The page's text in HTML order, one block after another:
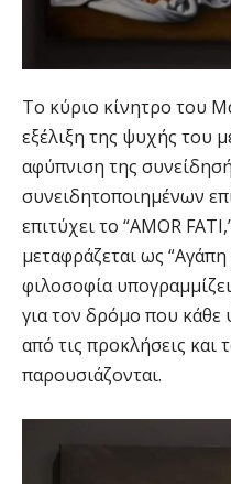
Το κύριο κίνητρο του
εξέλιξη της ψυχής του
αφύπνιση της
συνειδητοποιημένων
επιτύχει το “AMOR
μεταφράζεται ως
φιλοσοφία
για τον δρόμο που κάθε
από τις προκλήσεις
παρουσιάζονται.